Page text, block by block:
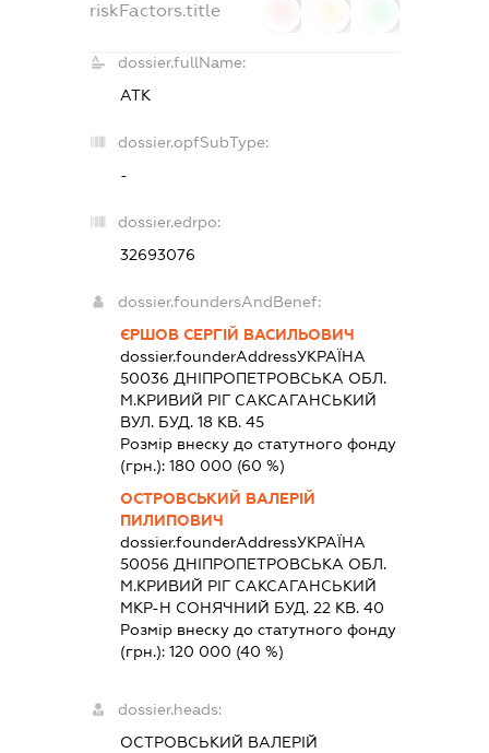
riskFactors.title
dossier.fullName:
АТК
dossier.opfSubType:
-
dossier.edrpo:
32693076
dossier.foundersAndBenef:
ЄРШОВ СЕРГІЙ ВАСИЛЬОВИЧ
dossier.founderAddressУКРАЇНА
50036 ДНIПРОПЕТРОВСЬКА ОБЛ.
М.КРИВИЙ РІГ САКСАГАНСЬКИЙ
ВУЛ. БУД. 18 КВ. 45
Розмір внеску до статутного фонду
(грн.):180 000 (60 %)
ОСТРОВСЬКИЙ ВАЛЕРІЙ
ПИЛИПОВИЧ
dossier.founderAddressУКРАЇНА
50056 ДНIПРОПЕТРОВСЬКА ОБЛ.
М.КРИВИЙ РІГ САКСАГАНСЬКИЙ
МКР-Н СОНЯЧНИЙ БУД. 22 КВ. 40
Розмір внеску до статутного фонду
(грн.):120 000 (40 %)
dossier.heads:
ОСТРОВСЬКИЙ ВАЛЕРІЙ